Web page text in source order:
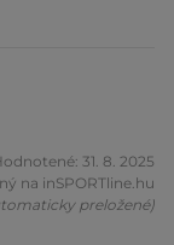
31. 8. 2025
na inSPORTline.hu
preložené)